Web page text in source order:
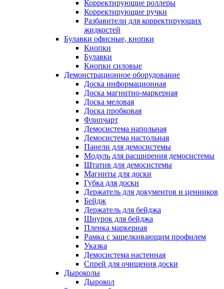
Корректирующие роллеры
Корректирующие ручки
Разбавители для корректирующих
жидкостей
Булавки офисные, кнопки
Кнопки
Булавки
Кнопки силовые
Демонстрационное оборудование
Доска информационная
Доска магнитно-маркерная
Доска меловая
Доска пробковая
Флипчарт
Демосистема напольная
Демосистема настольная
Панели для демосистемы
Модуль для расширения демосистемы
Штатив для демосистемы
Магниты для доски
Губка для доски
Держатель для документов и ценников
Бейдж
Держатель для бейджа
Шнурок для бейджа
Пленка маркерная
Рамка с защелкивающим профилем
Указка
Демосистема настенная
Спрей для очищения доски
Дыроколы
Дырокол